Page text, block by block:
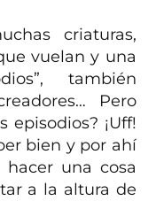
criaturas,
vuelan y una
también
Pero
episodios? ¡Uff!
bien y por ahí
una cosa
a la altura de